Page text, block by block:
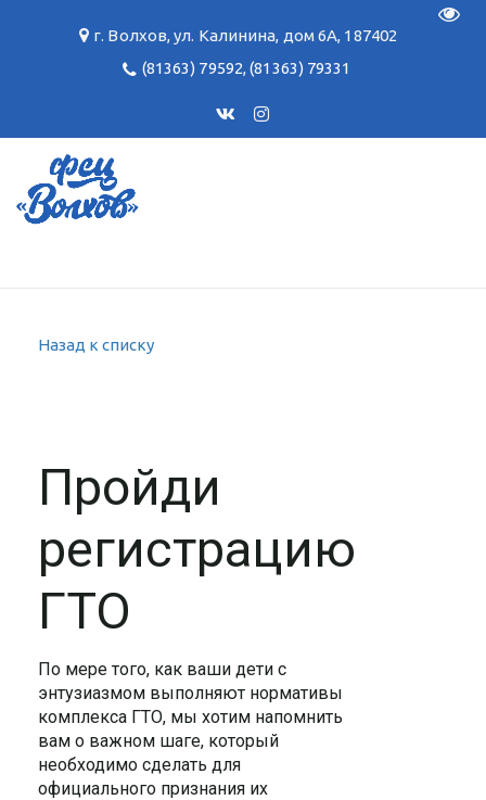
г. Волхов,ул. Калинина, дом 6А, 187402
(81363) 79592,(81363) 79331
Назад к списку
Пройди
регистрацию
ГТО
По мере того, как ваши дети с
энтузиазмом выполняют нормативы
комплекса ГТО, мы хотим напомнить
вам о важном шаге, который
необходимо сделать для
официального признания их